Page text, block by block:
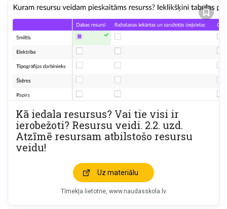
Kā iedala resursus? Vai tie visi ir
ierobežoti? Resursu veidi. 2.2. uzd.
Atzīmē resursam atbilstošo resursu
veidu!
Uz materiālu
Tīmekļa lietotne www.naudasskola.lv